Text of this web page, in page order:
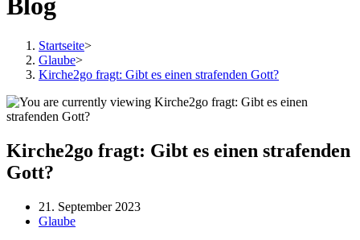
Blog
Startseite>
Glaube>
Kirche2go fragt: Gibt es einen strafenden Gott?
Kirche2go fragt: Gibt es einen strafenden
Gott?
Beitrag
veröffentlicht:
21. September 2023
Beitrags-
Glaube